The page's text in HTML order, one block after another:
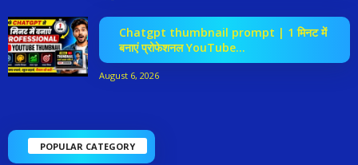
Chatgpt thumbnail prompt | 1 मिनट में
बनाएं प्रोफेशनल YouTube...
August 6, 2026
POPULAR CATEGORY